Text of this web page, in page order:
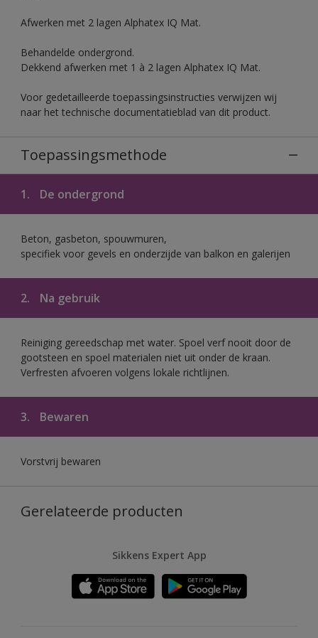
Afwerken met 2 lagen Alphatex IQ Mat.
Behandelde ondergrond.
Dekkend afwerken met 1 à 2 lagen Alphatex IQ Mat.
Voor gedetailleerde toepassingsinstructies verwijzen wij
naar het technische documentatieblad van dit product.
Toepassingsmethode
1. De ondergrond
Beton, gasbeton, spouwmuren,
specifiek voor gevels en onderzijde van balkon en galerijen
2. Na gebruik
Reiniging gereedschap met water. Spoel verf nooit door de
gootsteen en spoel materialen niet uit onder de kraan.
Verfresten afvoeren volgens lokale richtlijnen.
3. Bewaren
Vorstvrij bewaren
Gerelateerde producten
Sikkens Expert App